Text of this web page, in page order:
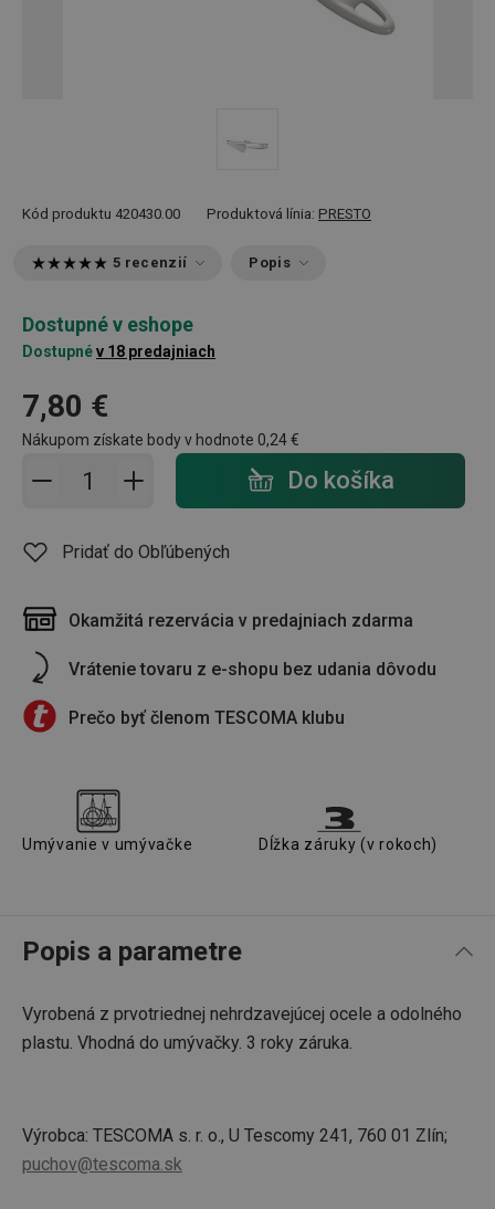
Kód produktu 420430.00 Produktová línia: PRESTO
5 recenzií Popis
Dostupné v eshope
Dostupnév 18 predajniach
7,80 €
Nákupom získate body v hodnote 0,24 €
Pridať do košíka - počet Do košíka
Pridať do Obľúbených
Okamžitá rezervácia v predajniach zdarma
Vrátenie tovaru z e-shopu bez udania dôvodu
Prečo byť členom TESCOMA klubu
Umývanie v umývačke Dĺžka záruky (v rokoch)
Popis a parametre
Vyrobená z prvotriednej nehrdzavejúcej ocele a odolného
plastu. Vhodná do umývačky. 3 roky záruka.
Výrobca: TESCOMA s. r. o., U Tescomy 241, 760 01 Zlín;
puchov@tescoma.sk